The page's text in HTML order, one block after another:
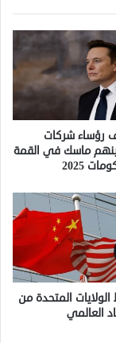
رؤساء شركات
ماسك في القمة
2025
المتحدة من
العالمي